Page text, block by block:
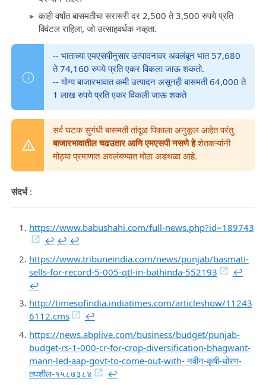
काही वर्षांत बासमतीचा सरासरी दर 2,500 ते 3,500 रुपये प्रति
क्विंटल राहिला, जो उत्साहवर्धक नव्हता.
-- भाताच्या एमएसपीनुसार उत्पादनावर अवलंबून भात 57,680
ते 74,160 रुपये प्रति एकर विकला जाऊ शकतो.
-- योग्य बाजारभावात कमी उत्पादन असूनही बासमती 64,000 ते
1 लाख रुपये प्रति एकर विकली जाऊ शकते
सर्व घटक सुगंधी बासमती तांदूळ पिकाला अनुकूल आहेत परंतु
बाजारभावातील चढउतार आणि एमएसपी नसणे हेशेतकऱ्यांनी
मोठ्या प्रमाणात अवलंबण्यात मोठा अडथळा आहे.
संदर्भ:
https://www.babushahi.com/full-news.php?id=189743
↩︎ ↩︎ ↩︎
https://www.tribuneindia.com/news/punjab/basmati-
sells-for-record-5-005-qtl-in-bathinda-552193
↩︎
↩︎
http://timesofindia.indiatimes.com/articleshow/11243
6112.cms
↩︎
https://news.abplive.com/business/budget/punjab-
budget-rs-1-000-cr-for-crop-diversification-bhagwant-
mann-led-aap-govt-to-come-out-with- नवीन-कृषी-धोरण-
तपशील-१५८७३८४
↩︎